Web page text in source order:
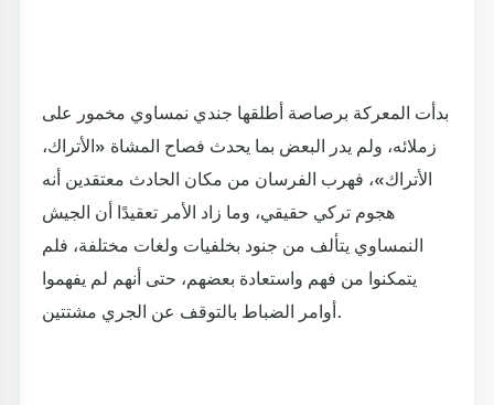
بدأت المعركة برصاصة أطلقها جندي نمساوي مخمور على
زملائه، ولم يدر البعض بما يحدث فصاح المشاة «الأتراك،
الأتراك»، فهرب الفرسان من مكان الحادث معتقدين أنه
هجوم تركي حقيقي، وما زاد الأمر تعقيدًا أن الجيش
النمساوي يتألف من جنود بخلفيات ولغات مختلفة، فلم
يتمكنوا من فهم واستعادة بعضهم، حتى أنهم لم يفهموا
أوامر الضباط بالتوقف عن الجري مشتتين.